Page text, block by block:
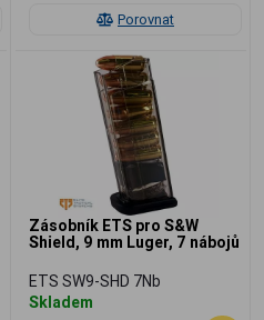
Porovnat
Zásobník ETS pro S&W
Shield, 9 mm Luger, 7 nábojů
ETS SW9-SHD 7Nb
Skladem